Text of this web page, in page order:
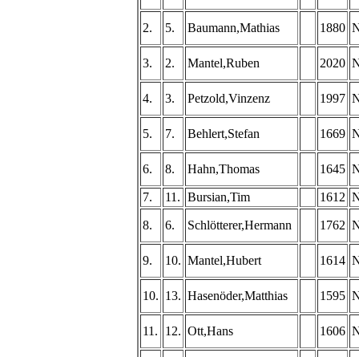
2. 5. Baumann,Mathias 1880
3. 2. Mantel,Ruben 2020
4. 3. Petzold,Vinzenz 1997
5. 7. Behlert,Stefan 1669
6. 8. Hahn,Thomas 1645
7. 11. Bursian,Tim 1612
8. 6. Schlötterer,Hermann 1762
9. 10. Mantel,Hubert 1614
10. 13. Hasenöder,Matthias 1595
11. 12. Ott,Hans 1606